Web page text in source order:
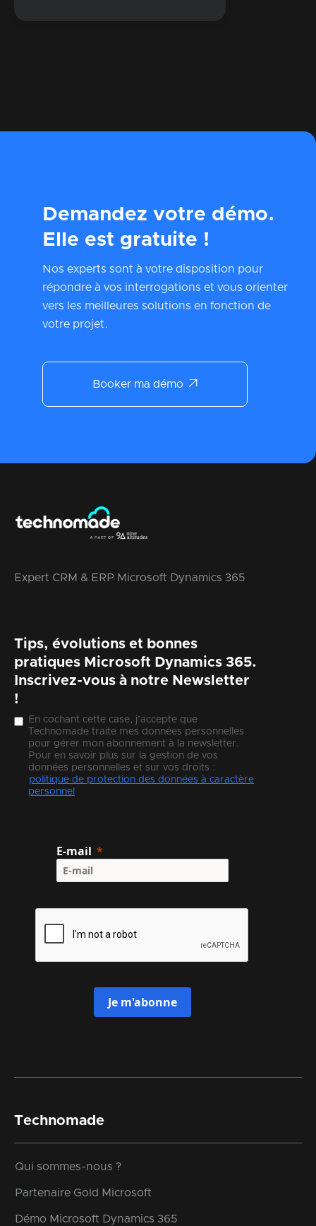
Demandez votre démo.
Elle est gratuite !
Nos experts sont à votre disposition pour
répondre à vos interrogations et vous orienter
vers les meilleures solutions en fonction de
votre projet.
Booker ma démo 
Expert CRM & ERP Microsoft Dynamics 365
Tips, évolutions et bonnes
pratiques Microsoft Dynamics 365.
Inscrivez-vous à notre Newsletter
!
En cochant cette case, j’accepte que
Technomade traite mes données personnelles
pour gérer mon abonnement à la newsletter.
Pour en savoir plus sur la gestion de vos
données personnelles et sur vos droits :
politique de protection des données à caractère
personnel
E-mail
Je m'abonne
Technomade
Qui sommes-nous ?
Partenaire Gold Microsoft
Démo Microsoft Dynamics 365